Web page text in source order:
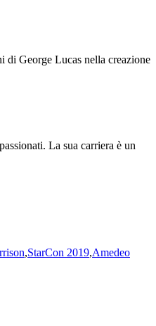
di George Lucas nella creazione
La sua carriera è un
,StarCon 2019,Amedeo